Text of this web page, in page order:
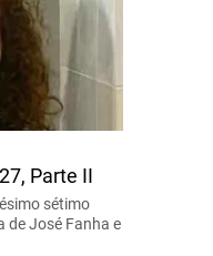
Parte II
sétimo
de José Fanha e